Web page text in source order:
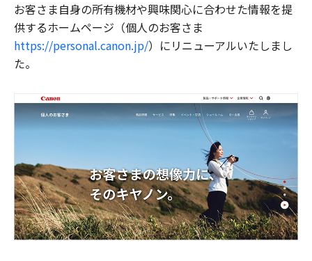
お客さま自身の所有機材や興味関心に合わせた情報を提
供するホームページ（個人のお客さま
https://personal.canon.jp/）にリニューアルいたしまし
た。